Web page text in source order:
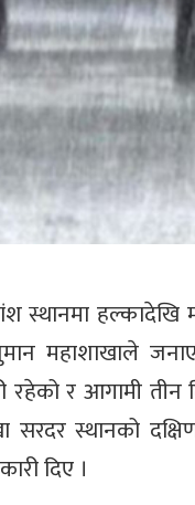
स्थानमा हल्कादेखि
महाशाखाले
रहेको र आगामी
स्थानको
दिए ।